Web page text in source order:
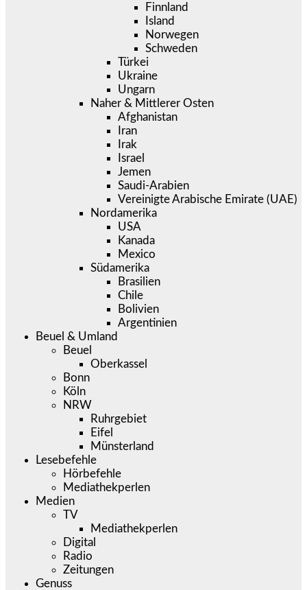
Finnland
Island
Norwegen
Schweden
Türkei
Ukraine
Ungarn
Naher & Mittlerer Osten
Afghanistan
Iran
Irak
Israel
Jemen
Saudi-Arabien
Vereinigte Arabische Emirate (UAE)
Nordamerika
USA
Kanada
Mexico
Südamerika
Brasilien
Chile
Bolivien
Argentinien
Beuel & Umland
Beuel
Oberkassel
Bonn
Köln
NRW
Ruhrgebiet
Eifel
Münsterland
Lesebefehle
Hörbefehle
Mediathekperlen
Medien
TV
Mediathekperlen
Digital
Radio
Zeitungen
Genuss